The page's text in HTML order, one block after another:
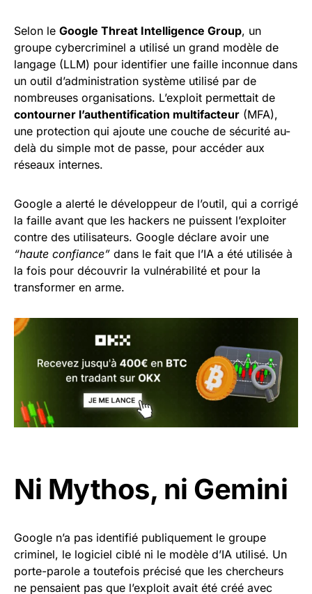
Selon le Google Threat Intelligence Group, un
groupe cybercriminel a utilisé un grand modèle de
langage (LLM) pour identifier une faille inconnue dans
un outil d’administration système utilisé par de
nombreuses organisations. L’exploit permettait de
contourner l’authentification multifacteur (MFA),
une protection qui ajoute une couche de sécurité au-
delà du simple mot de passe, pour accéder aux
réseaux internes.
Google a alerté le développeur de l’outil, qui a corrigé
la faille avant que les hackers ne puissent l’exploiter
contre des utilisateurs. Google déclare avoir une
“haute confiance” dans le fait que l’IA a été utilisée à
la fois pour découvrir la vulnérabilité et pour la
transformer en arme.
Ni Mythos, ni Gemini
Google n’a pas identifié publiquement le groupe
criminel, le logiciel ciblé ni le modèle d’IA utilisé. Un
porte-parole a toutefois précisé que les chercheurs
ne pensaient pas que l’exploit avait été créé avec